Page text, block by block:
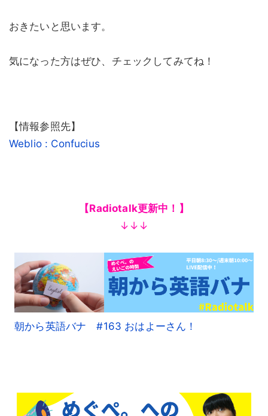
おきたいと思います。
気になった方はぜひ、チェックしてみてね！
【情報参照先】
Weblio : Confucius
【Radiotalk更新中！】
↓↓↓
朝から英語バナ #163 おはよーさん！